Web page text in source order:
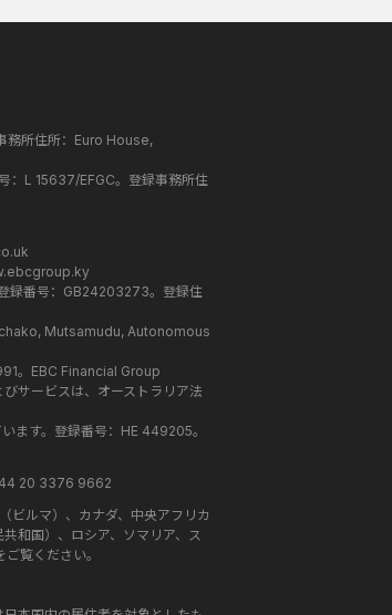
務所住所：Euro House,
：L 15637/EFGC。登録事務所住
録番号：GB24203273。登録住
Mutsamudu, Autonomous
。EBC Financial Group
サービスは、オーストラリア法
ます。登録番号：HE 449205。
20 3376 9662
ビルマ）、カナダ、中央アフリカ
和国）、ロシア、ソマリア、ス
覧ください。